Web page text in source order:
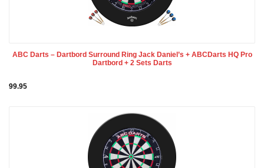
ABC Darts – Dartbord Surround Ring Jack Daniel’s + ABCDarts HQ Pro
Dartbord + 2 Sets Darts
99.95